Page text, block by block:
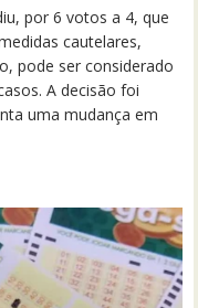
por 6 votos a 4, que
cautelares,
pode ser considerado
A decisão foi
uma mudança em